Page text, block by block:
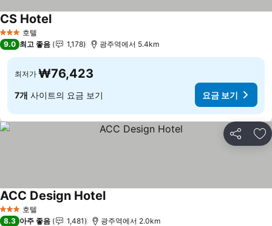
3 성급 호텔
CS Hotel요금 보기
9.0 최고 좋음 1,178 광주역에서 5.4km
최저가 ₩76,423
7개 사이트의 요금 보기 요금 보기
공유 즐
3 성급 호텔
ACC Design Hotel요금 보기
8.3 아주 좋음 1,481 광주역에서 2.0km